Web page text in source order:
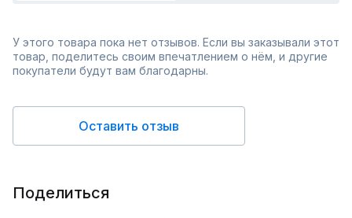
У этого товара пока нет отзывов. Если вы заказывали этот
товар, поделитесь своим впечатлением о нём, и другие
покупатели будут вам благодарны.
Оставить отзыв
Поделиться